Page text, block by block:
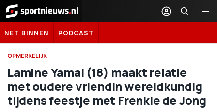
Sportnieuws.nl
NET BINNEN PODCAST
OPMERKELIJK
Lamine Yamal (18) maakt relatie
met oudere vriendin wereldkundig
tijdens feestje met Frenkie de Jong